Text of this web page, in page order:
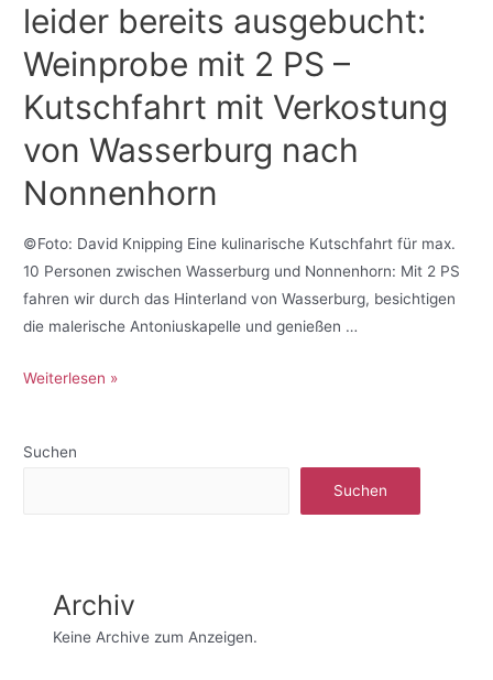
leider bereits ausgebucht:
Weinprobe mit 2 PS –
Kutschfahrt mit Verkostung
von Wasserburg nach
Nonnenhorn
©Foto: David Knipping Eine kulinarische Kutschfahrt für max.
10 Personen zwischen Wasserburg und Nonnenhorn: Mit 2 PS
fahren wir durch das Hinterland von Wasserburg, besichtigen
die malerische Antoniuskapelle und genießen …
Weiterlesen »
Suchen
Suchen
Archiv
Keine Archive zum Anzeigen.